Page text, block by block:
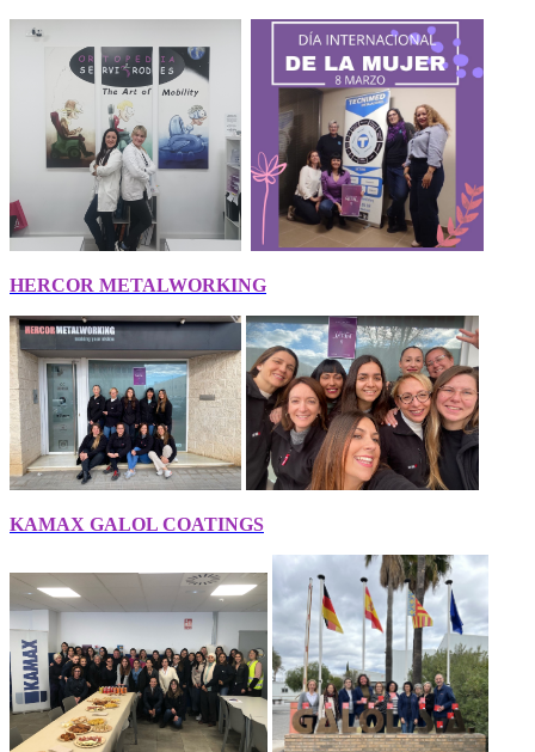
HERCOR METALWORKING
KAMAX GALOL COATINGS